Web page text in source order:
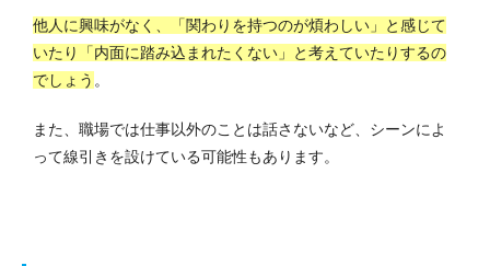
他人に興味がなく、「関わりを持つのが煩わしい」と感じて
いたり「内面に踏み込まれたくない」と考えていたりするの
でしょう 。
また、職場では仕事以外のことは話さないなど、シーンによ
って線引きを設けている可能性もあります。